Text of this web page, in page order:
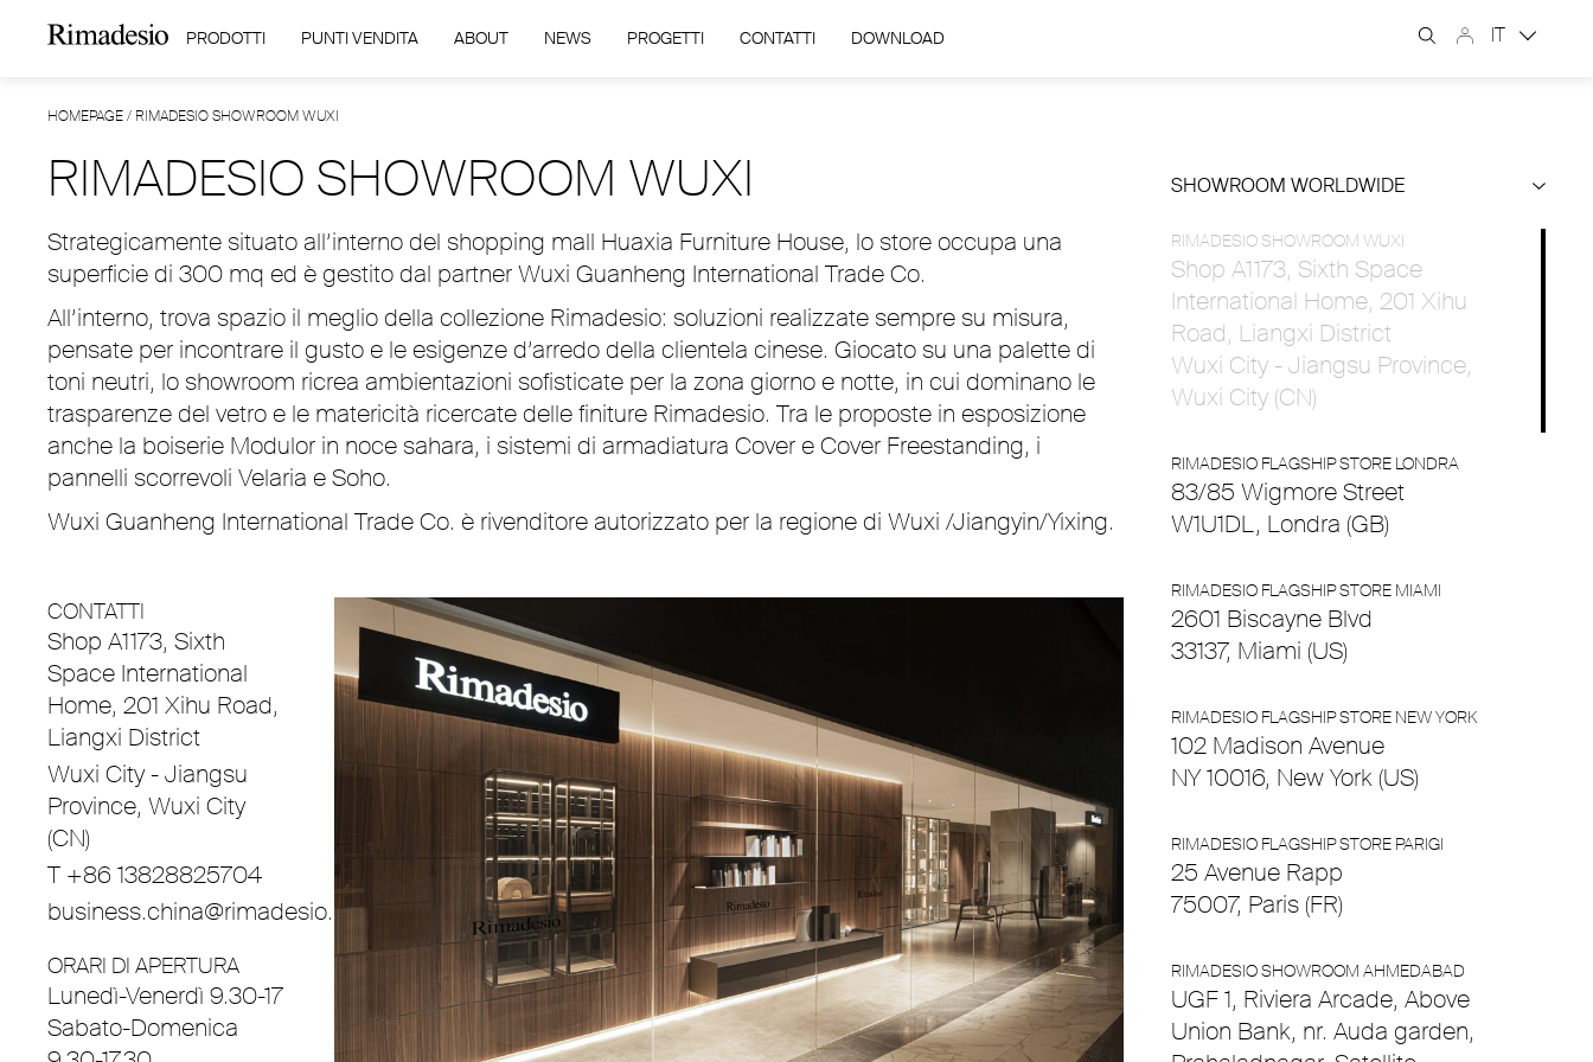
PRODOTTI PUNTI VENDITA ABOUT NEWS PROGETTI CONTATTI DOWNLOAD IT
HOMEPAGE/ RIMADESIO SHOWROOM WUXI
RIMADESIO SHOWROOM WUXI
Strategicamente situato all’interno del shopping mall Huaxia Furniture House, lo store occupa una
superficie di 300 mq ed è gestito dal partner Wuxi Guanheng International Trade Co.
All’interno, trova spazio il meglio della collezione Rimadesio: soluzioni realizzate sempre su misura,
pensate per incontrare il gusto e le esigenze d’arredo della clientela cinese. Giocato su una palette di
toni neutri, lo showroom ricrea ambientazioni sofisticate per la zona giorno e notte, in cui dominano le
trasparenze del vetro e le matericità ricercate delle finiture Rimadesio. Tra le proposte in esposizione
anche la boiserie Modulor in noce sahara, i sistemi di armadiatura Cover e Cover Freestanding, i
pannelli scorrevoli Velaria e Soho.
Wuxi Guanheng International Trade Co. è rivenditore autorizzato per la regione di Wuxi /Jiangyin/Yixing.
CONTATTI
Shop A1173, Sixth
Space International
Home, 201 Xihu Road,
Liangxi District
Wuxi City - Jiangsu
Province, Wuxi City
(CN)
T +86 13828825704
business.china@rimadesio.com
ORARI DI APERTURA
Lunedì-Venerdì 9.30-17
Sabato-Domenica
SHOWROOM WORLDWIDE
RIMADESIO SHOWROOM WUXI
Shop A1173, Sixth Space
International Home, 201 Xihu
Road, Liangxi District
Wuxi City - Jiangsu Province,
Wuxi City (CN)
RIMADESIO FLAGSHIP STORE LONDRA
83/85 Wigmore Street
W1U1DL, Londra (GB)
RIMADESIO FLAGSHIP STORE MIAMI
2601 Biscayne Blvd
33137, Miami (US)
RIMADESIO FLAGSHIP STORE NEW YORK
102 Madison Avenue
NY 10016, New York (US)
RIMADESIO FLAGSHIP STORE PARIGI
25 Avenue Rapp
75007, Paris (FR)
RIMADESIO SHOWROOM AHMEDABAD
UGF 1, Riviera Arcade, Above
Union Bank, nr. Auda garden,